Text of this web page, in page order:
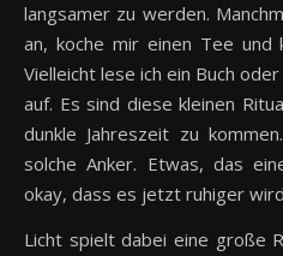
langsamer zu werden.
an, koche mir einen Tee und
Vielleicht lese ich ein Buch
auf. Es sind diese kleinen
dunkle Jahreszeit zu
solche Anker. Etwas, das
okay, dass es jetzt ruhiger
Licht spielt dabei eine große